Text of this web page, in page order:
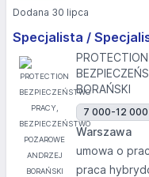
Specjalista /
BORAŃSKI
7 000-12 000
Warszawa
umowa o
praca
Dodana 30 lipca